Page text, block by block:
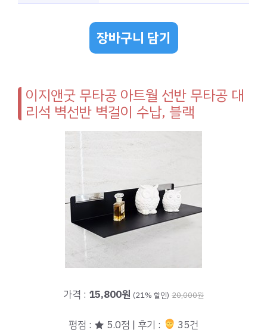
장바구니 담기
이지앤굿 무타공 아트월 선반 무타공 대
리석 벽선반 벽걸이 수납, 블랙
가격 : 15,800원 (21% 할인) 20,000원
평점 : ★ 5.0점 | 후기 : 35건